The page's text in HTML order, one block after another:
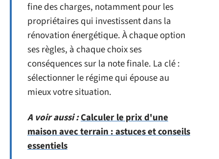
fine des charges, notamment pour les
propriétaires qui investissent dans la
rénovation énergétique. À chaque option
ses règles, à chaque choix ses
conséquences sur la note finale. La clé :
sélectionner le régime qui épouse au
mieux votre situation.
A voir aussi :Calculer le prix d'une
maison avec terrain : astuces et conseils
essentiels